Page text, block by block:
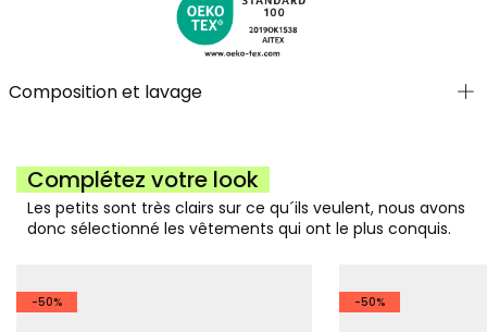
Composition et lavage
Complétez votre look
Les petits sont très clairs sur ce qu´ils veulent, nous avons
donc sélectionné les vêtements qui ont le plus conquis.
-50% -50%